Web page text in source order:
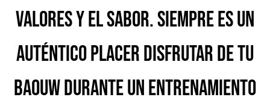
valores y el sabor. Siempre es un
auténtico placer disfrutar de tu
Baouw durante un entrenamiento